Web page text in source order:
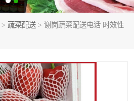
> 蔬菜配送 > 谢岗蔬菜配送电话 时效性
企业工厂食堂承包
副食配送